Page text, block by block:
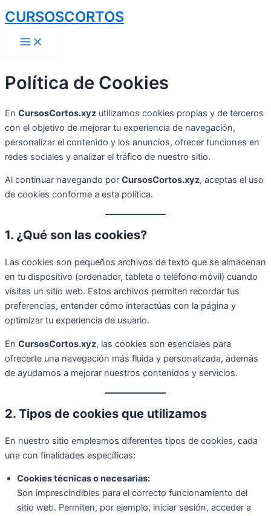
Skip
to
content
CURSOSCORTOS
Main
Menu
Política de Cookies
En CursosCortos.xyz utilizamos cookies propias y de terceros
con el objetivo de mejorar tu experiencia de navegación,
personalizar el contenido y los anuncios, ofrecer funciones en
redes sociales y analizar el tráfico de nuestro sitio.
Al continuar navegando por CursosCortos.xyz, aceptas el uso
de cookies conforme a esta política.
1. ¿Qué son las cookies?
Las cookies son pequeños archivos de texto que se almacenan
en tu dispositivo (ordenador, tableta o teléfono móvil) cuando
visitas un sitio web. Estos archivos permiten recordar tus
preferencias, entender cómo interactúas con la página y
optimizar tu experiencia de usuario.
En CursosCortos.xyz, las cookies son esenciales para
ofrecerte una navegación más fluida y personalizada, además
de ayudarnos a mejorar nuestros contenidos y servicios.
2. Tipos de cookies que utilizamos
En nuestro sitio empleamos diferentes tipos de cookies, cada
una con finalidades específicas:
Cookies técnicas o necesarias:
Son imprescindibles para el correcto funcionamiento del
sitio web. Permiten, por ejemplo, iniciar sesión, acceder a